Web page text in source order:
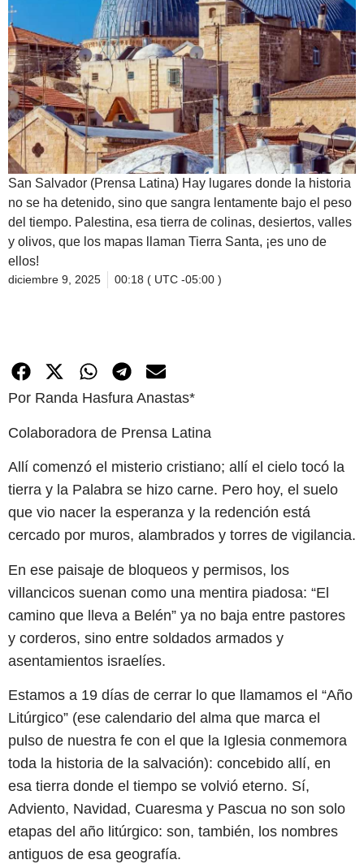
San Salvador (Prensa Latina) Hay lugares donde la historia
no se ha detenido, sino que sangra lentamente bajo el peso
del tiempo. Palestina, esa tierra de colinas, desiertos, valles
y olivos, que los mapas llaman Tierra Santa, ¡es uno de
ellos!
diciembre 9, 2025 00:18 ( UTC -05:00 )
Por Randa Hasfura Anastas*
Colaboradora de Prensa Latina
Allí comenzó el misterio cristiano; allí el cielo tocó la
tierra y la Palabra se hizo carne. Pero hoy, el suelo
que vio nacer la esperanza y la redención está
cercado por muros, alambrados y torres de vigilancia.
En ese paisaje de bloqueos y permisos, los
villancicos suenan como una mentira piadosa: “El
camino que lleva a Belén” ya no baja entre pastores
y corderos, sino entre soldados armados y
asentamientos israelíes.
Estamos a 19 días de cerrar lo que llamamos el “Año
Litúrgico” (ese calendario del alma que marca el
pulso de nuestra fe con el que la Iglesia conmemora
toda la historia de la salvación): concebido allí, en
esa tierra donde el tiempo se volvió eterno. Sí,
Adviento, Navidad, Cuaresma y Pascua no son solo
etapas del año litúrgico: son, también, los nombres
antiguos de esa geografía.